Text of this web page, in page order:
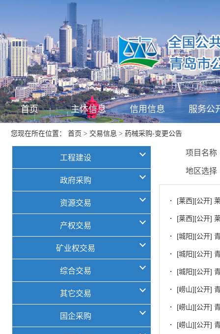
首页 主体信息 信用信息 服务公
您现在所在位置： 首页 > 交易信息 > 药械采购-变更公告
工程建设
政府采购
资源交易
产权交易
矿业权交易
综合交易
其它交易
国企采购
项目名
地区选
· [莱西][公开]
· [莱西][公开]
· [城阳][公开]
· [城阳][公开]
· [城阳][公开]
· [崂山][公开]
· [崂山][公开]
· [崂山][公开]